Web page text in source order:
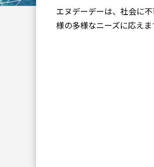
エヌデーデーは、社会に
様の多様なニーズに応えま